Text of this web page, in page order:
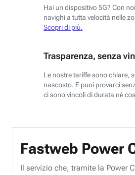
Hai un dispositivo 5G? Con
navighi a tutta velocità nelle
Scopri di più.
Trasparenza, senza
Le nostre tariffe sono chiare,
nascosto. E puoi provarci
ci sono vincoli di durata né
Fastweb Power
Il servizio che, tramite la Power